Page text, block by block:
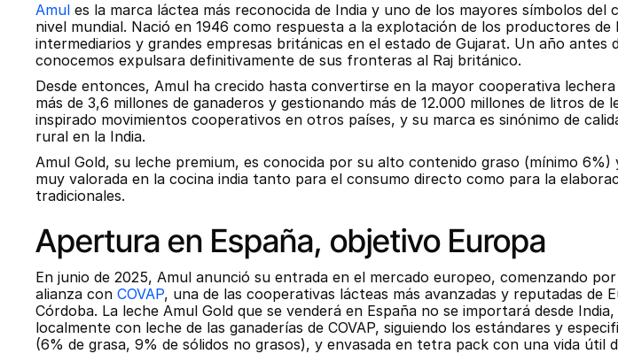
Amul es la marca láctea más reconocida de India y uno de los mayores símbolos del
nivel mundial. Nació en 1946 como respuesta a la explotación de los productores
intermediarios y grandes empresas británicas en el estado de Gujarat. Un año antes
conocemos expulsara definitivamente de sus fronteras al Raj británico.
Desde entonces, Amul ha crecido hasta convertirse en la mayor cooperativa
más de 3,6 millones de ganaderos y gestionando más de 12.000 millones de litros de
inspirado movimientos cooperativos en otros países, y su marca es sinónimo de
rural en la India.
Amul Gold, su leche premium, es conocida por su alto contenido graso (mínimo
muy valorada en la cocina india tanto para el consumo directo como para la
tradicionales.
Apertura en España, objetivo Europa
En junio de 2025, Amul anunció su entrada en el mercado europeo, comenzando
alianza con COVAP, una de las cooperativas lácteas más avanzadas y reputadas de
Córdoba. La leche Amul Gold que se venderá en España no se importará desde
localmente con leche de las ganaderías de COVAP, siguiendo los estándares y
(6% de grasa, 9% de sólidos no grasos), y envasada en tetra pack con una vida útil